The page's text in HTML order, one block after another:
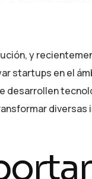
y
startups en el
diversas